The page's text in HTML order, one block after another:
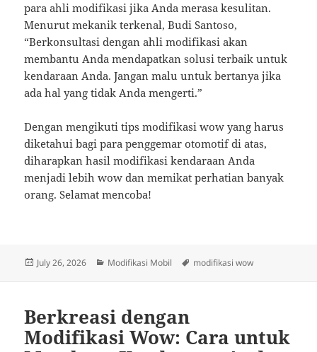
para ahli modifikasi jika Anda merasa kesulitan.
Menurut mekanik terkenal, Budi Santoso,
“Berkonsultasi dengan ahli modifikasi akan
membantu Anda mendapatkan solusi terbaik untuk
kendaraan Anda. Jangan malu untuk bertanya jika
ada hal yang tidak Anda mengerti.”
Dengan mengikuti tips modifikasi wow yang harus
diketahui bagi para penggemar otomotif di atas,
diharapkan hasil modifikasi kendaraan Anda
menjadi lebih wow dan memikat perhatian banyak
orang. Selamat mencoba!
Posted
July 26, 2026 Categories
Modifikasi Mobil Tags
modifikasi wow
Berkreasi dengan
Modifikasi Wow: Cara untuk